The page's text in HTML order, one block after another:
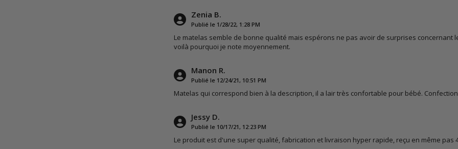
Zenia B.
Publié le 1/28/22, 1:28 PM
Le matelas semble de bonne qualité mais espérons ne pas avoir de surprises concernant
voilà pourquoi je note moyennement.
Manon R.
Publié le 12/24/21, 10:51 PM
Matelas qui correspond bien à la description, il a lair très confortable pour bébé.
Jessy D.
Publié le 10/17/21, 12:23 PM
Le produit est d'une super qualité, fabrication et livraison hyper rapide, reçu en même pas